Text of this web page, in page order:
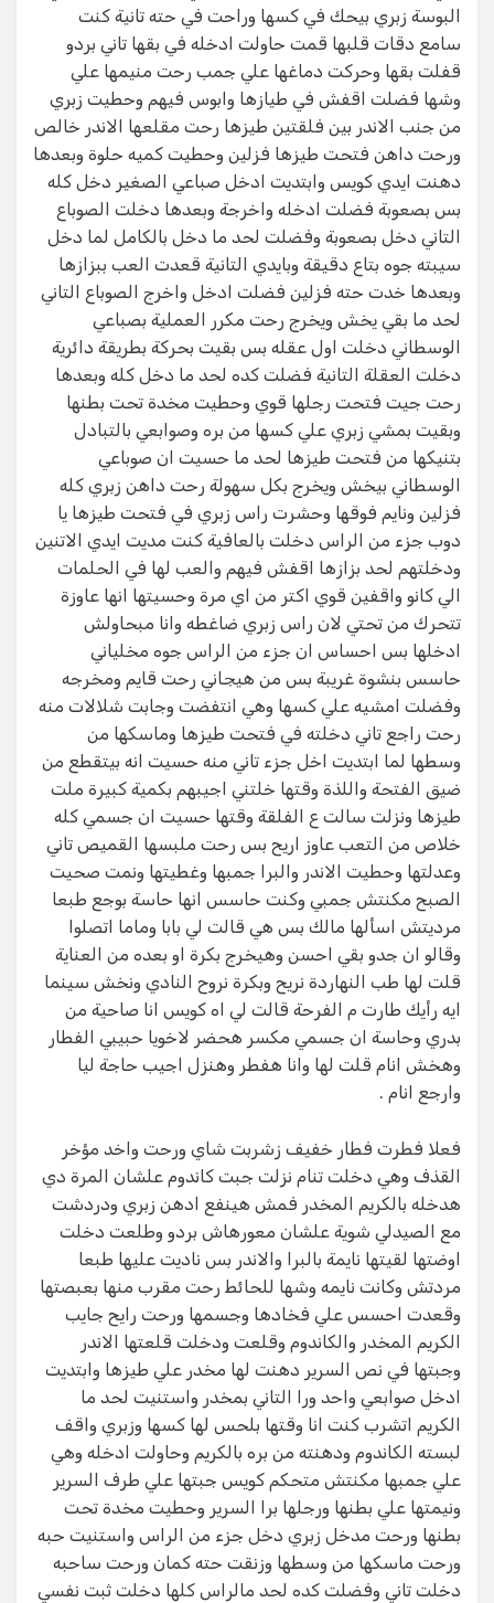
البوسة زبري بيحك في كسها وراحت في حته تانية كنت
سامع دقات قلبها قمت حاولت ادخله في بقها تاني بردو
قفلت بقها وحركت دماغها علي جمب رحت منيمها علي
وشها فضلت اقفش في طيازها وابوس فيهم وحطيت زبري
من جنب الاندر بين فلقتين طيزها رحت مقلعها الاندر خالص
ورحت داهن فتحت طيزها فزلين وحطيت كميه حلوة وبعدها
دهنت ايدي كويس وابتديت ادخل صباعي الصغير دخل كله
بس بصعوبة فضلت ادخله واخرجة وبعدها دخلت الصوباع
التاني دخل بصعوبة وفضلت لحد ما دخل بالكامل لما دخل
سيبته جوه بتاع دقيقة وبايدي التانية قعدت العب ببزازها
وبعدها خدت حته فزلين فضلت ادخل واخرج الصوباع التاني
لحد ما بقي يخش ويخرج رحت مكرر العملية بصباعي
الوسطاني دخلت اول عقله بس بقيت بحركة بطريقة دائرية
دخلت العقلة التانية فضلت كده لحد ما دخل كله وبعدها
رحت جيت فتحت رجلها قوي وحطيت مخدة تحت بطنها
وبقيت بمشي زبري علي كسها من بره وصوابعي بالتبادل
بتنيكها من فتحت طيزها لحد ما حسيت ان صوباعي
الوسطاني بيخش ويخرج بكل سهولة رحت داهن زبري كله
فزلين ونايم فوقها وحشرت راس زبري في فتحت طيزها يا
دوب جزء من الراس دخلت بالعافية كنت مديت ايدي الاتنين
ودخلتهم لحد بزازها اقفش فيهم والعب لها في الحلمات
الي كانو واقفين قوي اكتر من اي مرة وحسيتها انها عاوزة
تتحرك من تحتي لان راس زبري ضاغطه وانا مبحاولش
ادخلها بس احساس ان جزء من الراس جوه مخلياني
حاسس بنشوة غريبة بس من هيجاني رحت قايم ومخرجه
وفضلت امشيه علي كسها وهي انتفضت وجابت شلالات منه
رحت راجع تاني دخلته في فتحت طيزها وماسكها من
وسطها لما ابتديت اخل جزء تاني منه حسيت انه بيتقطع من
ضيق الفتحة واللذة وقتها خلتني اجيبهم بكمية كبيرة ملت
طيزها ونزلت سالت ع الفلقة وقتها حسيت ان جسمي كله
خلاص من التعب عاوز اريح بس رحت ملبسها القميص تاني
وعدلتها وحطيت الاندر والبرا جمبها وغطيتها ونمت صحيت
الصبح مكنتش جمبي وكنت حاسس انها حاسة بوجع طبعا
مرديتش اسألها مالك بس هي قالت لي بابا وماما اتصلوا
وقالو ان جدو بقي احسن وهيخرج بكرة او بعده من العناية
قلت لها طب النهاردة نريح وبكرة نروح النادي ونخش سينما
ايه رأيك طارت م الفرحة قالت لي اه كويس انا صاحية من
بدري وحاسة ان جسمي مكسر هحضر لاخويا حبيبي الفطار
وهخش انام قلت لها وانا هفطر وهنزل اجيب حاجة ليا
وارجع انام .
فعلا فطرت فطار خفيف زشربت شاي ورحت واخد مؤخر
القذف وهي دخلت تنام نزلت جبت كاندوم علشان المرة دي
هدخله بالكريم المخدر فمش هينفع ادهن زبري ودردشت
مع الصيدلي شوية علشان معورهاش بردو وطلعت دخلت
اوضتها لقيتها نايمة بالبرا والاندر بس ناديت عليها طبعا
مردتش وكانت نايمه وشها للحائط رحت مقرب منها بعبصتها
وقعدت احسس علي فخادها وجسمها ورحت رايح جايب
الكريم المخدر والكاندوم وقلعت ودخلت قلعتها الاندر
وجبتها في نص السرير دهنت لها مخدر علي طيزها وابتديت
ادخل صوابعي واحد ورا التاني بمخدر واستنيت لحد ما
الكريم اتشرب كنت انا وقتها بلحس لها كسها وزبري واقف
لبسته الكاندوم ودهنته من بره بالكريم وحاولت ادخله وهي
علي جمبها مكنتش متحكم كويس جبتها علي طرف السرير
ونيمتها علي بطنها ورجلها برا السرير وحطيت مخدة تحت
بطنها ورحت مدخل زبري دخل جزء من الراس واستنيت حبه
ورحت ماسكها من وسطها وزنقت حته كمان ورحت ساحبه
دخلت تاني وفضلت كده لحد مالراس كلها دخلت ثبت نفسي